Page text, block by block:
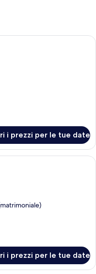
Room with Garden View |
i prezzi per le tue date
Room | Soggiorno | TV LCD
i prezzi per le tue date